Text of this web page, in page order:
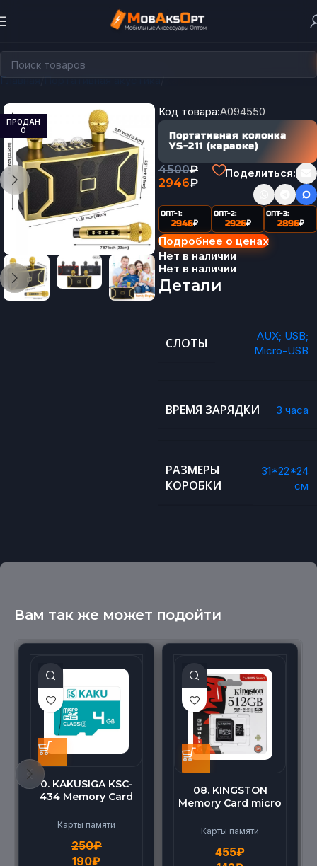
Главная Портативная акустика Караоке-Колонки
ПРОДАН
О
Код товара:A094550
Портативная колонка
YS-211 (караоке)
4500₽
2946₽
Поделиться:
ОПТ-1:
2946₽
ОПТ-2:
2926₽
ОПТ-3:
2896₽
Подробнее о ценах
Нет в наличии
Нет в наличии
Детали
СЛОТЫ
AUX; USB;
Micro-USB
ВРЕМЯ ЗАРЯДКИ 3 часа
РАЗМЕРЫ
КОРОБКИ
31*22*24
см
Вам так же может подойти
0. KAKUSIGA KSC-
434 Memory Card
High Speed (4G)
Карты памяти
250₽
190₽
08. KINGSTON
Memory Card micro
Карты памяти
455₽